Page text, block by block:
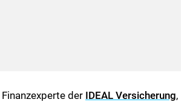
Finanzexperte der IDEAL Versicherung,